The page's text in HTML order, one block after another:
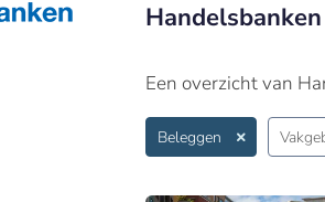
Een overzicht van
Beleggen